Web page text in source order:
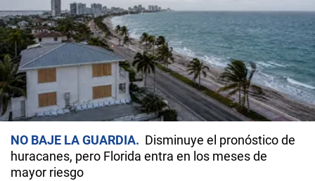
NO BAJE LA GUARDIA
Disminuye el pronóstico de
huracanes, pero Florida entra en los meses de
mayor riesgo